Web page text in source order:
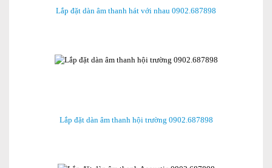
Lắp đặt dàn âm thanh hát với nhau 0902.687898
Lắp đặt dàn âm thanh hội trường 0902.687898